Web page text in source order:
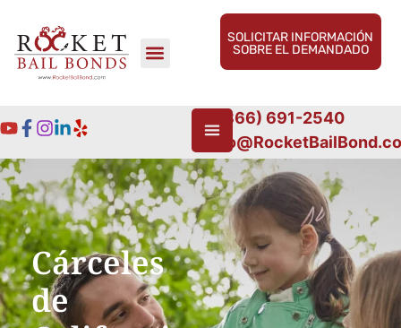
SOLICITAR INFORMACIÓN
SOBRE EL DEMANDADO
1 (866) 691-2540
Cárceles
de